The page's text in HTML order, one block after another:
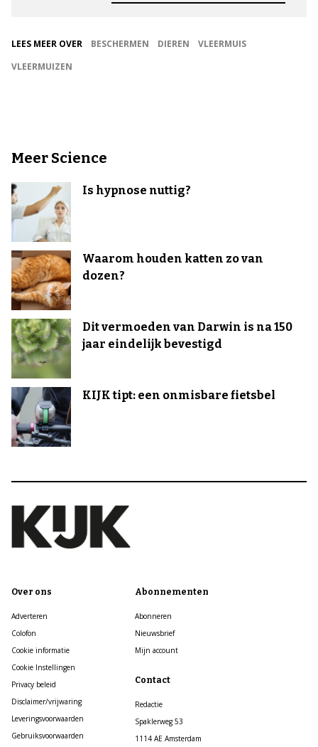
LEES MEER OVER BESCHERMEN DIEREN
VLEERMUIS
VLEERMUIZEN
Meer Science
Is hypnose nuttig?
Waarom houden katten zo van
dozen?
Dit vermoeden van Darwin is na 150
jaar eindelijk bevestigd
KIJK tipt: een onmisbare fietsbel
Over ons
Adverteren
Colofon
Cookie informatie
Cookie Instellingen
Privacy beleid
Disclaimer/vrijwaring
Leveringsvoorwaarden
Gebruiksvoorwaarden
Abonnementen
Abonneren
Nieuwsbrief
Mijn account
Contact
Redactie
Spaklerweg 53
1114 AE Amsterdam